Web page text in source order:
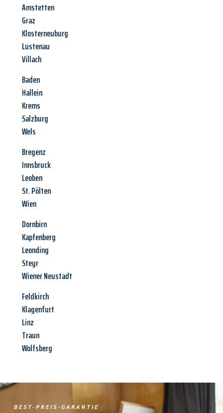
Amstetten
Graz
Klosterneuburg
Lustenau
Villach
Baden
Hallein
Krems
Salzburg
Wels
Bregenz
Innsbruck
Leoben
St. Pölten
Wien
Dornbirn
Kapfenberg
Leonding
Steyr
Wiener Neustadt
Feldkirch
Klagenfurt
Linz
Traun
Wolfsberg
BEST-PREIS-GARANTIE